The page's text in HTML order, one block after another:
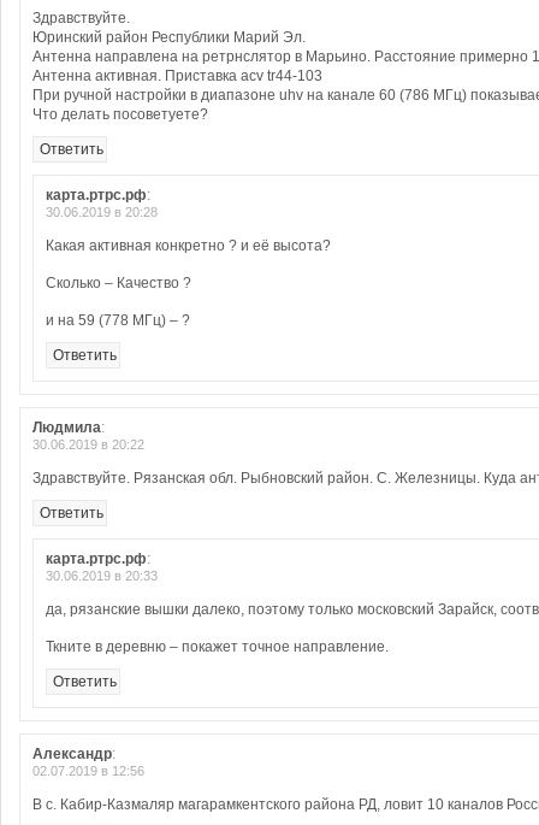
Здравствуйте.
Юринский район Республики Марий Эл.
Антенна направлена на ретрнслятор в Марьино. Расстояние примерно
Антенна активная. Приставка acv tr44-103
При ручной настройки в диапазоне uhv на канале 60 (786 МГц)
Что делать посоветуете?
Ответить
карта.ртрс.рф:
30.06.2019 в 20:28
Какая активная конкретно ? и её высота?
Сколько – Качество ?
и на 59 (778 МГц) – ?
Ответить
Людмила:
30.06.2019 в 20:22
Здравствуйте. Рязанская обл. Рыбновский район. С. Железницы. Куда
Ответить
карта.ртрс.рф:
30.06.2019 в 20:33
да, рязанские вышки далеко, поэтому только московский Зарайск,
Ткните в деревню – покажет точное направление.
Ответить
Александр:
02.07.2019 в 12:56
В с. Кабир-Казмаляр магарамкентского района РД, ловит 10 каналов